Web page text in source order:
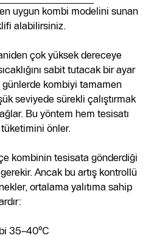
uygun kombi modelini sunan
alabilirsiniz.
çok yüksek dereceye
sabit tutacak bir ayar
kombiyi tamamen
seviyede sürekli çalıştırmak
Bu yöntem hem tesisatı
önler.
kombinin tesisata gönderdiği
gerekir. Ancak bu artış kontrollü
ortalama yalıtıma sahip
35–40°C